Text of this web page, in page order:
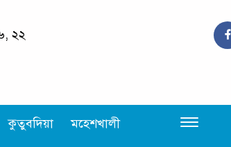
২২
কুতুবদিয়া মহেশখালী